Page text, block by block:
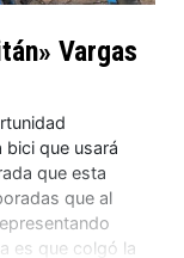
Vargas
que usará
que esta
que al
es que colgó la